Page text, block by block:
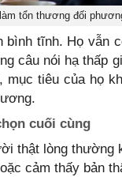
tổn thương đối
tĩnh. Họ vẫn
câu nói hạ thấp
tiêu của họ
cuối cùng
thật lòng thường
cảm thấy bản